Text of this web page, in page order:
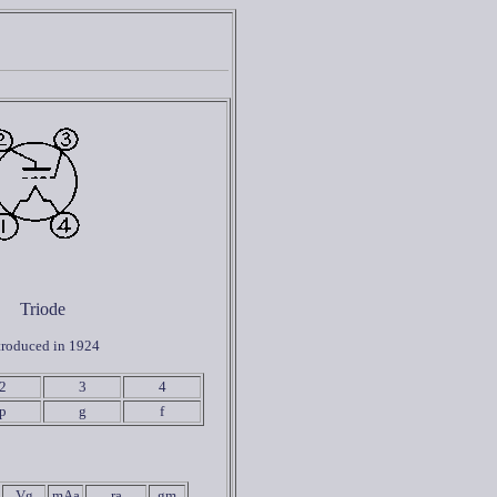
Triode
in 1924
2 3
4
p g f